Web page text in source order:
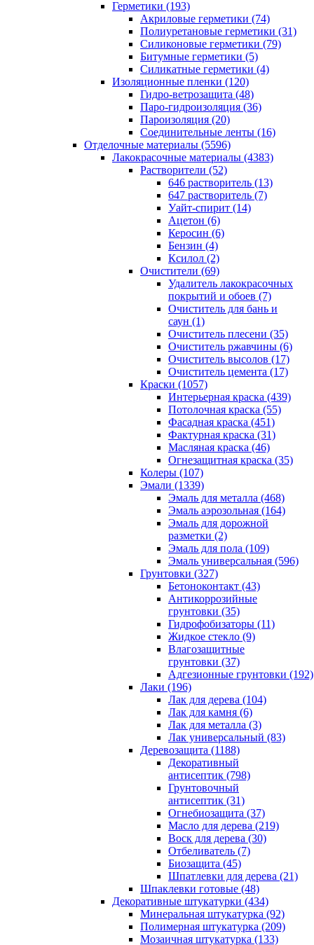
Герметики (193)
Акриловые герметики (74)
Полиуретановые герметики (31)
Силиконовые герметики (79)
Битумные герметики (5)
Силикатные герметики (4)
Изоляционные пленки (120)
Гидро-ветрозащита (48)
Паро-гидроизоляция (36)
Пароизоляция (20)
Соединительные ленты (16)
Отделочные материалы (5596)
Лакокрасочные материалы (4383)
Растворители (52)
646 растворитель (13)
647 растворитель (7)
Уайт-спирит (14)
Ацетон (6)
Керосин (6)
Бензин (4)
Ксилол (2)
Очистители (69)
Удалитель лакокрасочных
покрытий и обоев (7)
Очиститель для бань и
саун (1)
Очиститель плесени (35)
Очиститель ржавчины (6)
Очиститель высолов (17)
Очиститель цемента (17)
Краски (1057)
Интерьерная краска (439)
Потолочная краска (55)
Фасадная краска (451)
Фактурная краска (31)
Масляная краска (46)
Огнезащитная краска (35)
Колеры (107)
Эмали (1339)
Эмаль для металла (468)
Эмаль аэрозольная (164)
Эмаль для дорожной
разметки (2)
Эмаль для пола (109)
Эмаль универсальная (596)
Грунтовки (327)
Бетоноконтакт (43)
Антикоррозийные
грунтовки (35)
Гидрофобизаторы (11)
Жидкое стекло (9)
Влагозащитные
грунтовки (37)
Адгезионные грунтовки (192)
Лаки (196)
Лак для дерева (104)
Лак для камня (6)
Лак для металла (3)
Лак универсальный (83)
Деревозащита (1188)
Декоративный
антисептик (798)
Грунтовочный
антисептик (31)
Огнебиозащита (37)
Масло для дерева (219)
Воск для дерева (30)
Отбеливатель (7)
Биозащита (45)
Шпатлевки для дерева (21)
Шпаклевки готовые (48)
Декоративные штукатурки (434)
Минеральная штукатурка (92)
Полимерная штукатурка (209)
Мозаичная штукатурка (133)